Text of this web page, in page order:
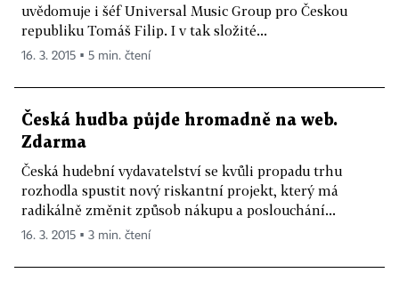
uvědomuje i šéf Universal Music Group pro Českou
republiku Tomáš Filip. I v tak složité...
16. 3. 2015 ▪ 5 min. čtení
Česká hudba půjde hromadně na web.
Zdarma
Česká hudební vydavatelství se kvůli propadu trhu
rozhodla spustit nový riskantní projekt, který má
radikálně změnit způsob nákupu a poslouchání...
16. 3. 2015 ▪ 3 min. čtení